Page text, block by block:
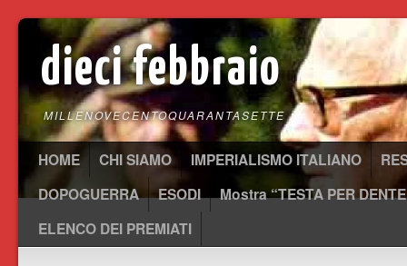
dieci febbraio
MILLENOVECENTOQUARANTASETTE
HOME CHI SIAMO IMPERIALISMO ITALIANO
DOPOGUERRA
ESODI
Mostra “TESTA PER
ELENCO DEI PREMIATI